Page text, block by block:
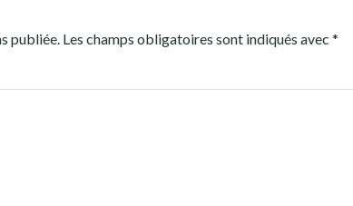
publiée. Les champs obligatoires sont indiqués avec *